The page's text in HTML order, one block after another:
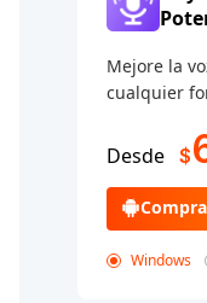
Mejore la
cualquier
Desde $
Windows